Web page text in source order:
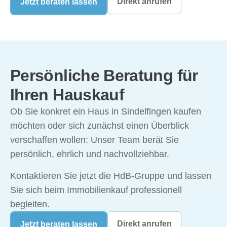
Jetzt beraten lassen
Persönliche Beratung für
Ihren Hauskauf
Ob Sie konkret ein Haus in Sindelfingen kaufen
möchten oder sich zunächst einen Überblick
verschaffen wollen: Unser Team berät Sie
persönlich, ehrlich und nachvollziehbar.
Kontaktieren Sie jetzt die HdB-Gruppe und lassen
Sie sich beim Immobilienkauf professionell
begleiten.
Jetzt beraten lassen Direkt anrufen